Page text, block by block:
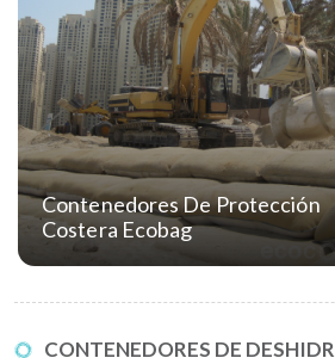
Contenedores De Protección
Costera Ecobag
CONTENEDORES DE